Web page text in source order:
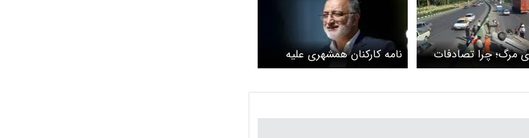
مرگ؛ چرا تصادفات
جاده‌ای در ایران همچنان
نامه کارکنان همشهری علیه
زاکانی